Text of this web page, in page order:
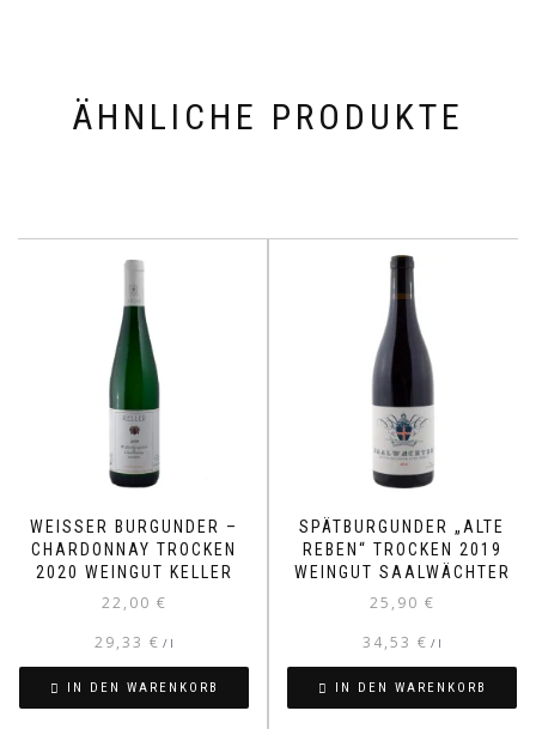
ÄHNLICHE PRODUKTE
WEISSER BURGUNDER – C
HARDONNAY TROCKEN 2
020 WEINGUT KELLER
22,00 €
29,33 € / l
IN DEN WARENKORB
SPÄTBURGUNDER „ALTE
REBEN“ TROCKEN 2019
WEINGUT SAALWÄCHTER
25,90 €
34,53 € / l
IN DEN WARENKORB